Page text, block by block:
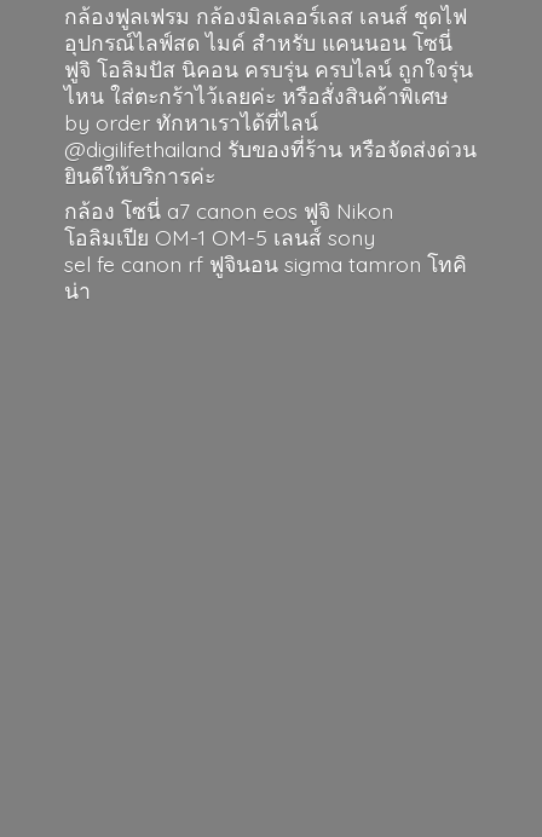
กล้องฟูลเฟรม กล้องมิลเลอร์เลส เลนส์ ชุดไฟ
อุปกรณ์ไลฟ์สด ไมค์ สำหรับ แคนนอน โซนี่
ฟูจิ โอลิมปัส นิคอน ครบรุ่น ครบไลน์ ถูกใจรุ่น
ไหน ใส่ตะกร้าไว้เลยค่ะ หรือสั่งสินค้าพิเศษ
by order ทักหาเราได้ที่ไลน์
@digilifethailand รับของที่ร้าน หรือจัดส่งด่วน
ยินดีให้บริการค่ะ
กล้อง โซนี่ a7 canon eos ฟูจิ Nikon
โอลิมเปีย OM-1 OM-5 เลนส์ sony
sel fe canon rf ฟูจินอน sigma tamron โทคิ
น่า